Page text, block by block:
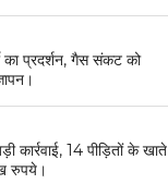
का प्रदर्शन, गैस संकट को
कार्रवाई, 14 पीड़ितों के खाते
रुपये।